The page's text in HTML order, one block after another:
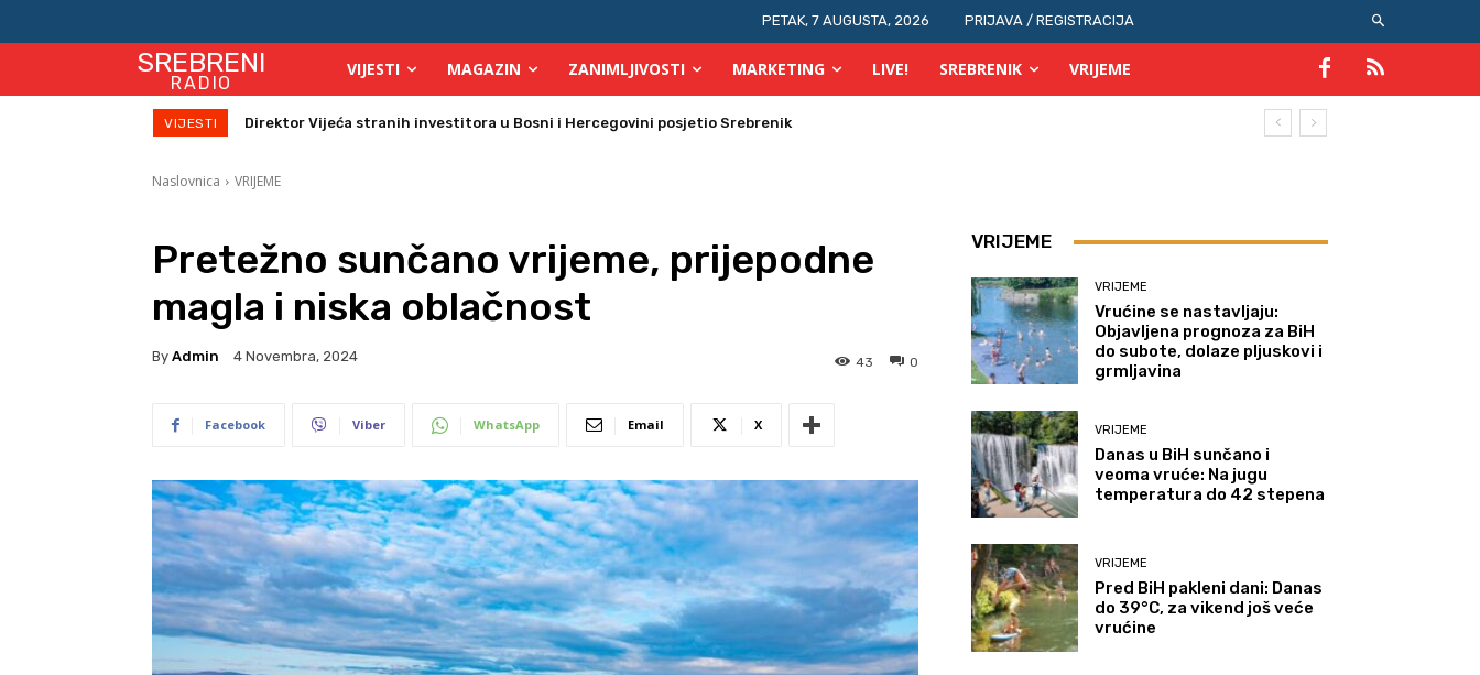
PETAK, 7 AUGUSTA, 2026 PRIJAVA / REGISTRACIJA
SREBRENI
RADIO
VIJESTI MAGAZIN ZANIMLJIVOSTI MARKETING LIVE! SREBRENIK VRIJEME
VIJESTI Zbog velikih vrućina povećan broj požara u TK
Naslovnica VRIJEME
Pretežno sunčano vrijeme, prijepodne
magla i niska oblačnost
By Admin 4 Novembra, 2024 0
43
Facebook Viber WhatsApp Email X
VRIJEME
VRIJEME
Vrućine se nastavljaju:
Objavljena prognoza za BiH
do subote, dolaze pljuskovi i
grmljavina
VRIJEME
Danas u BiH sunčano i
veoma vruće: Na jugu
temperatura do 42 stepena
VRIJEME
Pred BiH pakleni dani: Danas
do 39°C, za vikend još veće
vrućine